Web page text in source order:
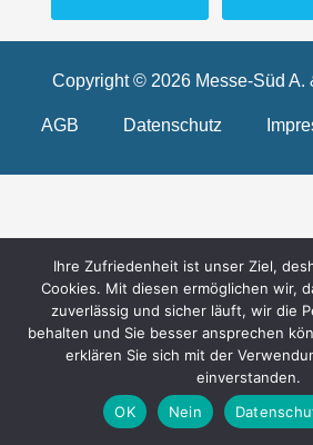
Copyright © 2026 Messe-Süd A.
AGB Datenschutz
Ihre Zufriedenheit ist unser Ziel,
Cookies. Mit diesen ermöglichen wir,
zuverlässig und sicher läuft, wir die
behalten und Sie besser ansprechen
erklären Sie sich mit der
einverstanden.
OK
Nein